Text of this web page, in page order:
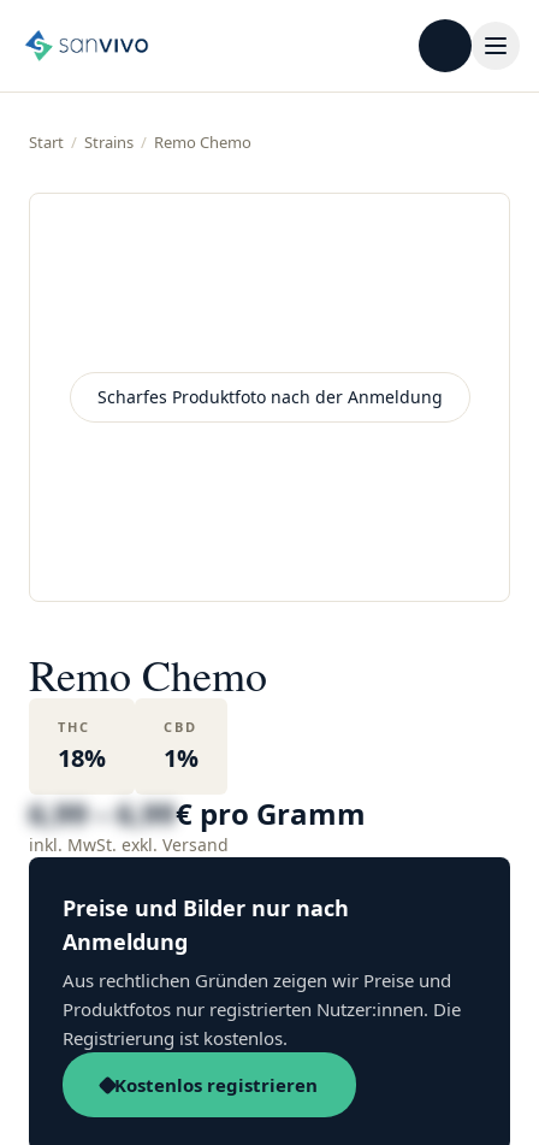
Start / Strains / Remo Chemo
Scharfes Produktfoto nach der Anmeldung
Remo Chemo
THC
18%
CBD
1%
6,99 – 6,99€ pro Gramm
inkl. MwSt. exkl. Versand
Preise und Bilder nur nach
Anmeldung
Aus rechtlichen Gründen zeigen wir Preise und
Produktfotos nur registrierten Nutzer:innen. Die
Registrierung ist kostenlos.
Kostenlos registrieren